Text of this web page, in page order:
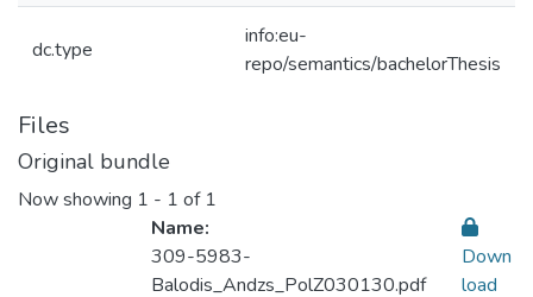
dc.type
info:eu-
repo/semantics/bachelorThesis
Files
Original bundle
Now showing 1 - 1 of 1
Name:
309-5983-
Balodis_Andzs_PolZ030130.pdf
Down
load